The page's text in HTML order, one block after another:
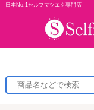
日本No.1セルフマツエク専門店